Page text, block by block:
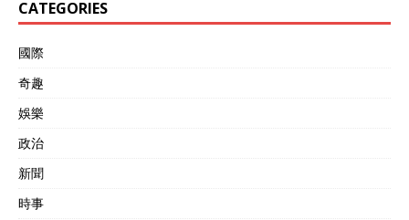
CATEGORIES
國際
奇趣
娛樂
政治
新聞
時事